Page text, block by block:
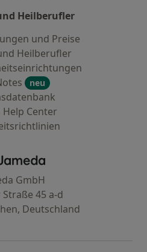
Heilberufler
und Preise
Heilberufler
neu
Help Center
Jameda - Startseite
GmbH
45 a-d
Deutschland